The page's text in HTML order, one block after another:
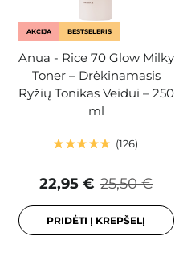
AKCIJA BESTSELERIS
Anua - Rice 70 Glow Milky
Toner – Drėkinamasis
Ryžių Tonikas Veidui – 250
ml
126
25,50 €
22,95 €
PRIDĖTI Į KREPŠELĮ